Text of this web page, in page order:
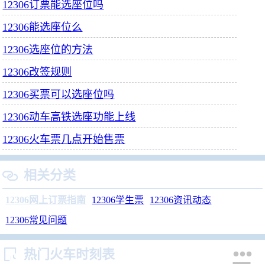
12306订票能选座位吗
12306能选座位么
12306选座位的方法
12306改签规则
12306买票可以选座位吗
12306动车高铁选座功能上线
12306火车票几点开始售票
 相关分类
12306网上订票指南 12306学生票
12306资讯动态
12306常见问题
 热门火车时刻表 